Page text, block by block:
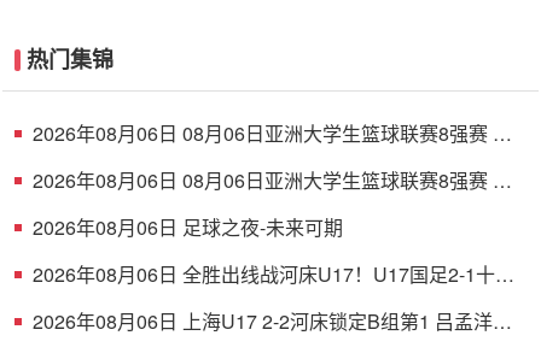
热门集锦
2026年08月06日 08月06日亚洲大学生篮球联赛8强赛 清
2026年08月06日 08月06日亚洲大学生篮球联赛8强赛 早
2026年08月06日 足球之夜-未来可期
2026年08月06日 全胜出线战河床U17！U17国足2-1十人
2026年08月06日 上海U17 2-2河床锁定B组第1 吕孟洋点